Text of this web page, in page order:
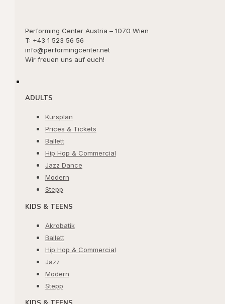
Performing Center Austria – 1070 Wien
T: +43 1 523 56 56
info@performingcenter.net
Wir freuen uns auf euch!
ADULTS
Kursplan
Prices & Tickets
Ballett
Hip Hop & Commercial
Jazz Dance
Modern
Stepp
KIDS & TEENS
Akrobatik
Ballett
Hip Hop & Commercial
Jazz
Modern
Stepp